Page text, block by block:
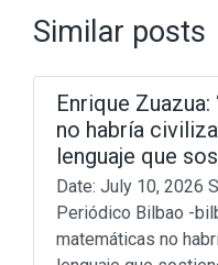
Similar posts
Enrique
no habría
lenguaje que
Date: July 10, 2026
Periódico Bilbao -
matemáticas no